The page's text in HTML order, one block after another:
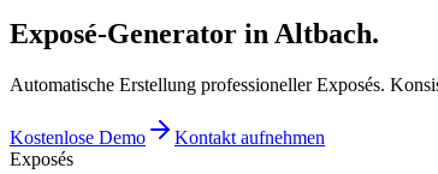
Exposé-Generator in Altbach.
Automatische Erstellung professioneller Exposés.
Kostenlose Demo
Kontakt aufnehmen
Exposés